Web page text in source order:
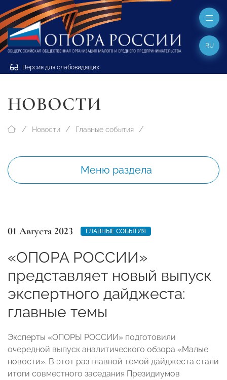
Версия для слабовидящих
RU
НОВОСТИ
Новости Главные события
Меню раздела
01 Августа 2023 ГЛАВНЫЕ СОБЫТИЯ
«ОПОРА РОССИИ»
представляет новый выпуск
экспертного дайджеста:
главные темы
Эксперты «ОПОРЫ РОССИИ» подготовили
очередной выпуск аналитического обзора «Малые
новости». В этот раз главной темой дайджеста стали
итоги совместного заседания Президиумов